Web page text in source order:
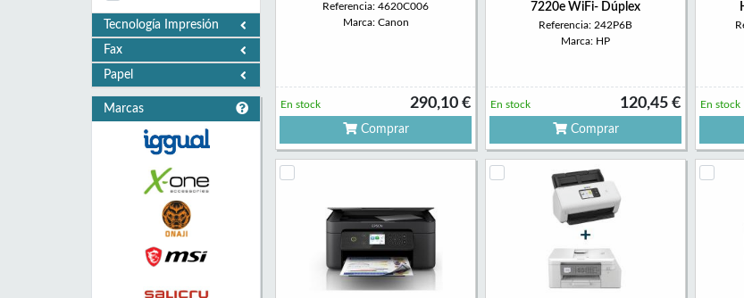
Tecnología Impresión
Fax
Papel
Marcas
Referencia: 4620C006
Marca: Canon
290,10 €
En stock
Comprar
7220e WiFi- Dúplex
Referencia: 242P6B
Marca: HP
120,45 €
En stock
Comprar
En stock